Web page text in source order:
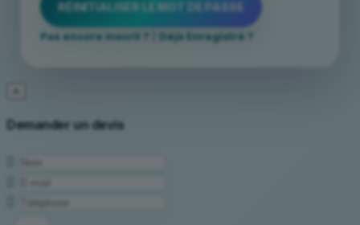
Pas encore inscrit ? Déjà Enregistré ?
Demander un devis